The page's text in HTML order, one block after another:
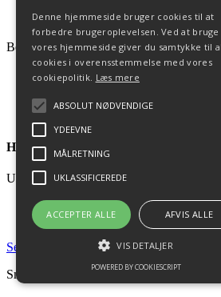
Hvor præcis opstår uhyggen?
Bed producentgruppen om at diskutere,
Print denne side
Hent som PDF-fil
Husk
Udstyr, der skal bruges til aktiviteten:
Computer eller tablet
Redigeringsprogrammet WeVideo
Se aktivitet
SmåP er udviklet afStation Nextmed
Denne hjemmeside bruger cookies til at
forbedre brugeroplevelsen. Ved at bruge
vores hjemmeside giver du samtykke til
cookies i overensstemmelse med vores
cookiepolitik. Læs mere
ABSOLUT NØDVENDIGE
YDEEVNE
MÅLRETNING
UKLASSIFICEREDE
ACCEPTER ALLE AFVIS ALLE
VIS DETALJER
POWERED BY COOKIESCRIPT